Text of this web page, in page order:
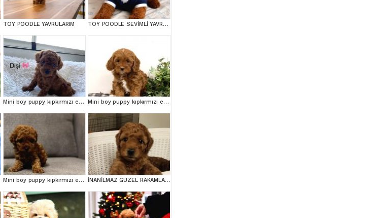
TOY POODLE YAVRULARIM TOY POODLE SEVİMLİ YAVRULAR EV ÜRETİMİ
Mini boy puppy kıpkırmızı ev üretimi TOOY POODLE Mini boy puppy kıpkırmızı ev üretimi TOOY POODLE
Mini boy puppy kıpkırmızı ev üretimi TOOY POODLE İNANİLMAZ GUZEL RAKAMLARA GERÇEK TOY YAVRULAR